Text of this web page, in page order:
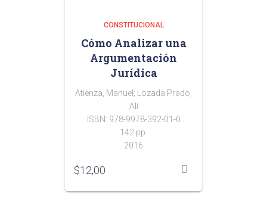
CONSTITUCIONAL
Cómo Analizar una
Argumentación
Jurídica
Atienza, Manuel; Lozada Prado,
Alí
ISBN: 978-9978-392-01-0
142 pp.
2016
$12,00